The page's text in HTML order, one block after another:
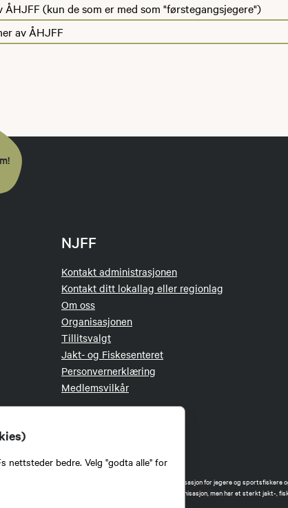
nettsteder bedre. Velg "godta alle" for
ÅHJFF (kun de som er med som "førstegangsjegere")
av ÅHJFF
NJFF
Kontakt administrasjonen
Kontakt ditt lokallag eller regionlag
Om oss
Organisasjonen
Tillitsvalgt
Jakt- og Fiskesenteret
Personvernerklæring
Medlemsvilkår
(NJFF) er landets eneste landsdekkende organisasjon for jegere og sportsfiskere
om jakt og fiske i Norge. Vi er en partipolitisk nøytral organisasjon, men har et sterkt jakt-,